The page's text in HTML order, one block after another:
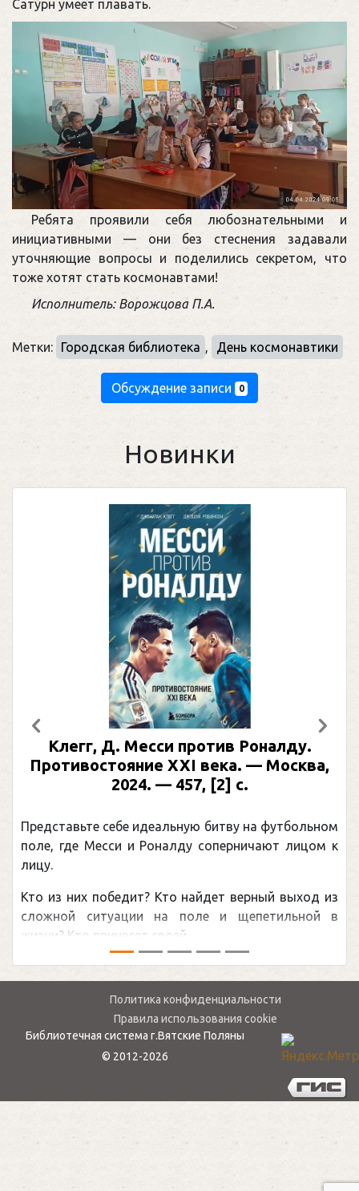
Сатурн умеет плавать.
Ребята проявили себя любознательными и
инициативными — они без стеснения задавали
уточняющие вопросы и поделились секретом, что
тоже хотят стать космонавтами!
Исполнитель: Ворожцова П.А.
Метки: Городская библиотека , День космонавтики
Обсуждение записи 0
Новинки
Роналду.
века. — Москва,
битву на футбольном
соперничают лицом к
найдет верный выход из
и щепетильной в
Рабинер, И. Я.
Москва, 2024 (макет
обсуждаемая хоккейная
мире.Перед сезоном
— ...
Предыдущий
Политика конфиденциальности
Правила использования cookie
Библиотечная система г.Вятские Поляны
© 2012-2026